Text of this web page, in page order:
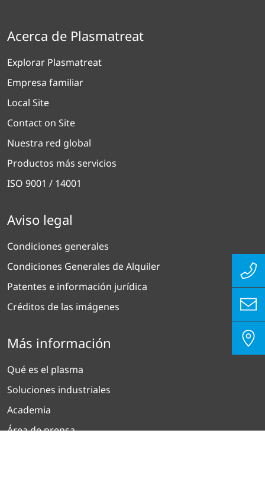
Acerca de Plasmatreat
Explorar Plasmatreat
Empresa familiar
Local Site
Contact on Site
Nuestra red global
Productos más servicios
ISO 9001 / 14001
Aviso legal
Condiciones generales
Condiciones Generales de Alquiler
Patentes e información jurídica
Créditos de las imágenes
Más información
Qué es el plasma
Soluciones industriales
Academia
Área de prensa